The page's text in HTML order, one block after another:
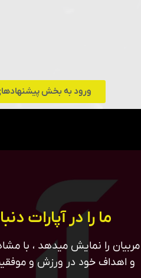
ورود به بخش
ما را در آپارات
را نمایش میدهد ، با
و اهداف خود در ورزش و